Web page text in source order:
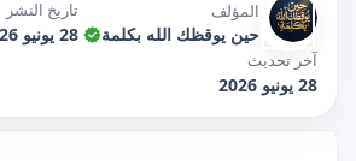
المؤلف
حين يوقظك الله بكلمة
تاريخ النشر
28 يونيو 2026
آخر تحديث
28 يونيو 2026